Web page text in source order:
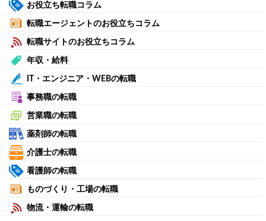
お役立ち転職コラム
転職エージェントのお役立ちコラム
転職サイトのお役立ちコラム
年収・給料
IT・エンジニア・WEBの転職
事務職の転職
営業職の転職
薬剤師の転職
介護士の転職
看護師の転職
ものづくり・工場の転職
物流・運輸の転職